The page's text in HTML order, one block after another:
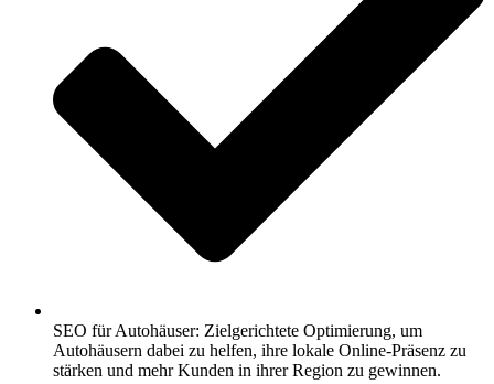
SEO für Autohäuser: Zielgerichtete Optimierung, um
Autohäusern dabei zu helfen, ihre lokale Online-Präsenz zu
stärken und mehr Kunden in ihrer Region zu gewinnen.